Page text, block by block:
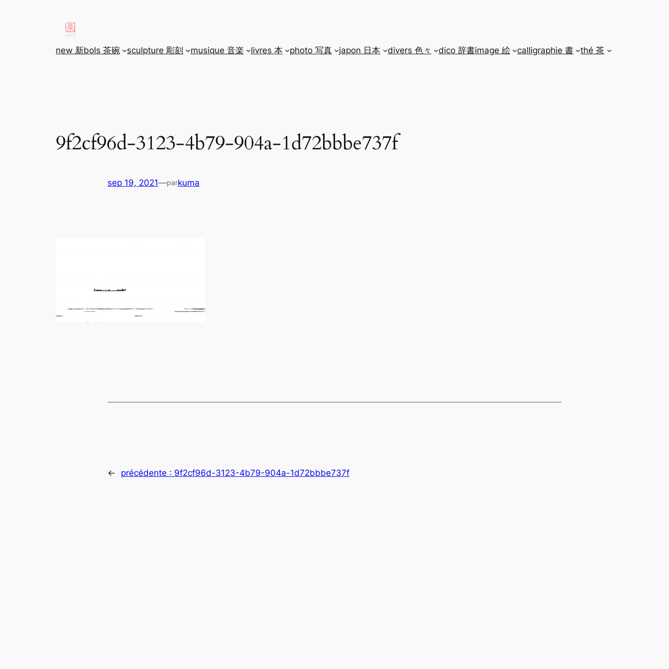
new 新bols 茶碗 sculpture 彫刻 musique 音楽 livres 本 photo 写真 japon 日本 divers 色々 dico 辞書image 絵 calligraphie 書 thé 茶
9f2cf96d-3123-4b79-904a-1d72bbbe737f
sep 19, 2021—parkuma
← précédente : 9f2cf96d-3123-4b79-904a-1d72bbbe737f